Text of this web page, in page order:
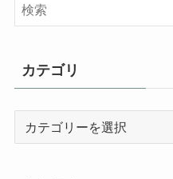
カテゴリ